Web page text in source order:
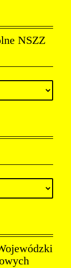
NSZZ